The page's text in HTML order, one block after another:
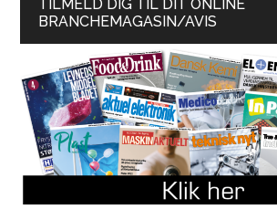
TILMELD DIG TIL DIT ONLINE
BRANCHEMAGASIN/AVIS